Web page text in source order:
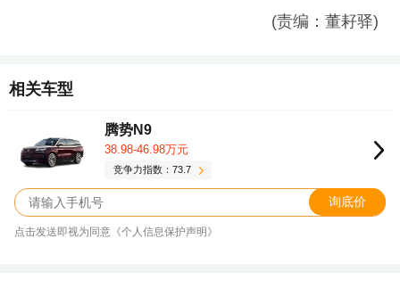
(责编：董耔驿)
相关车型
腾势N9
38.98-46.98万元
竞争力指数：73.7
询底价
点击发送即视为同意《个人信息保护声明》